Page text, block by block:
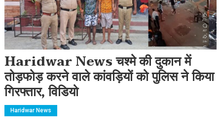
Haridwar News चश्मे की दुकान में
तोड़फोड़ करने वाले कांवड़ियों को पुलिस ने किया
गिरफ्तार, विडियो
Haridwar News